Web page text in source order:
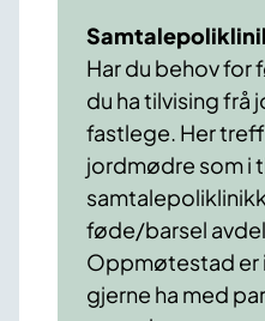
Har du behov for
du ha tilvising frå
fastlege. Her
jordmødre som i
føde/barsel
Oppmøtestad er
gjerne ha med